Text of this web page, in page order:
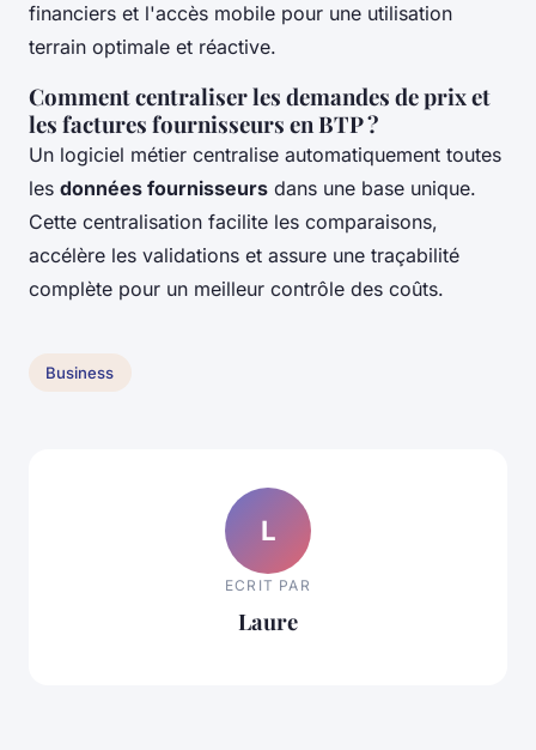
financiers et l'accès mobile pour une utilisation
terrain optimale et réactive.
Comment centraliser les demandes de prix et
les factures fournisseurs en BTP ?
Un logiciel métier centralise automatiquement toutes
les données fournisseurs dans une base unique.
Cette centralisation facilite les comparaisons,
accélère les validations et assure une traçabilité
complète pour un meilleur contrôle des coûts.
Business
L
ECRIT PAR
Laure